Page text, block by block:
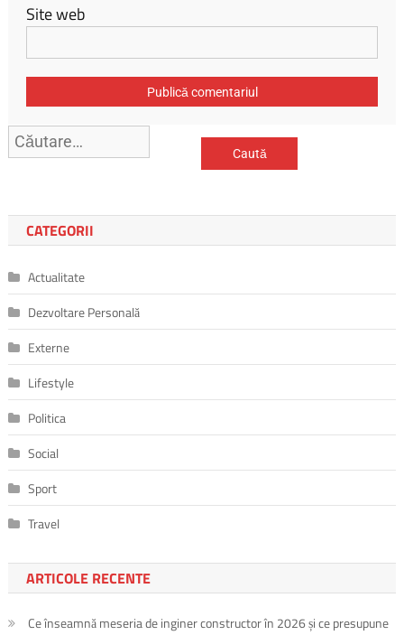
Site web
Caută
după:
CATEGORII
Actualitate
Dezvoltare Personală
Externe
Lifestyle
Politica
Social
Sport
Travel
ARTICOLE RECENTE
Ce înseamnă meseria de inginer constructor în 2026 și ce presupune